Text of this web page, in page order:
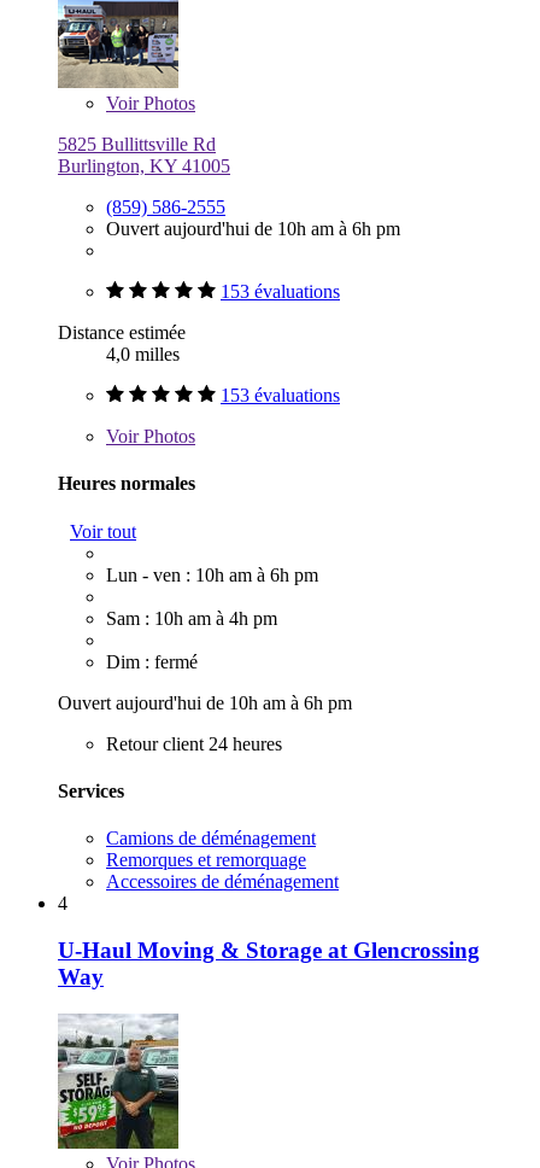
VoirPhotos
5825 Bullittsville Rd
Burlington, KY 41005
(859) 586-2555
Ouvert aujourd'hui de 10h am à 6h pm
153 évaluations
Distance estimée
4,0 milles
153 évaluations
VoirPhotos
Heures normales
Voir tout
Lun - ven : 10h am à 6h pm
Sam : 10h am à 4h pm
Dim : fermé
Ouvert aujourd'hui de 10h am à 6h pm
Retour client 24 heures
Services
Camions de déménagement
Remorques et remorquage
Accessoires de déménagement
4
U-Haul Moving & Storage at Glencrossing
Way
VoirPhotos